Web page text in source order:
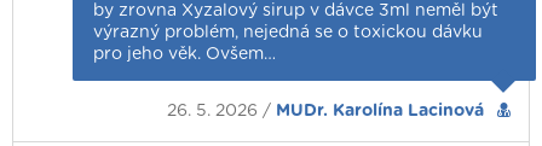
by zrovna Xyzalový sirup v dávce 3ml neměl být
výrazný problém, nejedná se o toxickou dávku
pro jeho věk. Ovšem…
26. 5. 2026 / MUDr. Karolína Lacinová